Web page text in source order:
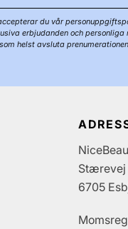
du vår
erbjudanden och
helst avsluta
Stærevej
6705